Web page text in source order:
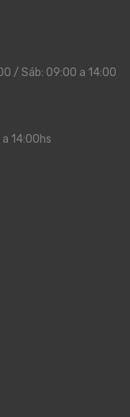
/ Sáb: 09:00 a 14:00
14:00hs